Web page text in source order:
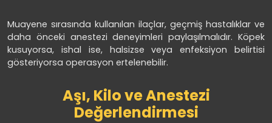
Muayene sırasında kullanılan ilaçlar, geçmiş hastalıklar ve
daha önceki anestezi deneyimleri paylaşılmalıdır. Köpek
kusuyorsa, ishal ise, halsizse veya enfeksiyon belirtisi
gösteriyorsa operasyon ertelenebilir.
Aşı, Kilo ve Anestezi
Değerlendirmesi